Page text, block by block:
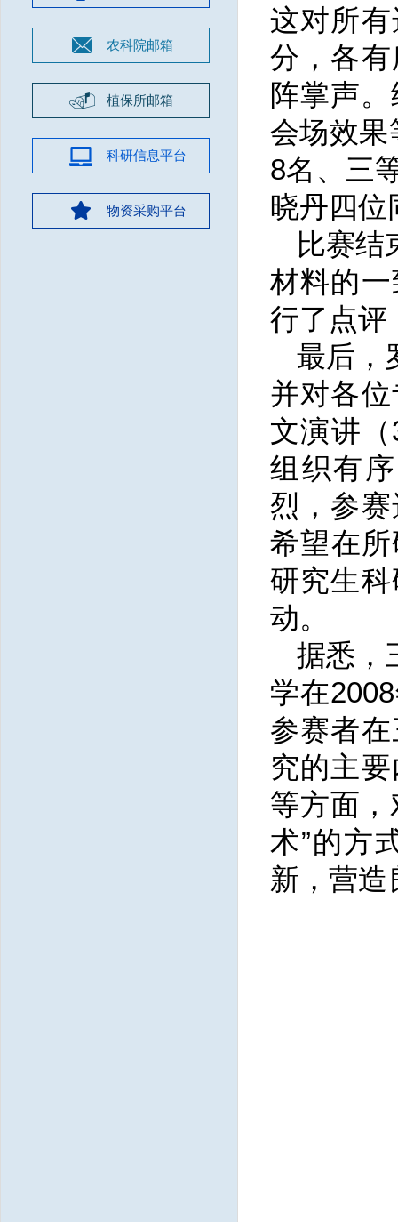
农科院邮箱
植保所邮箱
科研信息平台
物资采购平台
这对所
分，各
阵掌声
会场效果
8名、三
晓丹四位
比赛结
材料的
行了点评
最后，
并对各
文演讲
组织有
烈，参
希望在
研究生
动。
据悉，
学在
参赛者
究的主
等方面
术”的方
新，营造